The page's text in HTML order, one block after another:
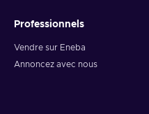
Professionnels
Vendre sur Eneba
Annoncez avec nous